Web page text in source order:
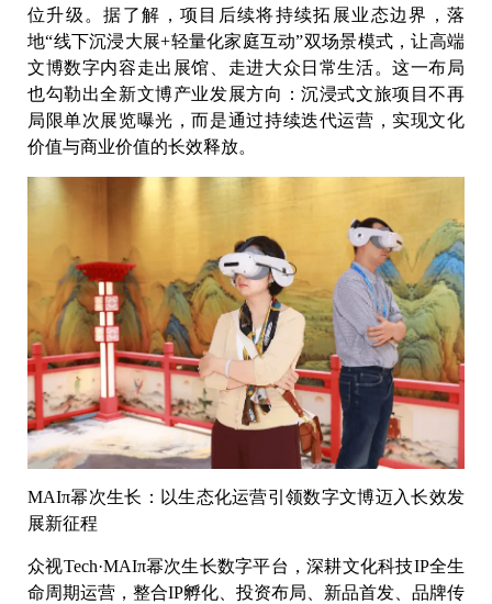
位升级。据了解，项目后续将持续拓展业态边界，落
地“线下沉浸大展+轻量化家庭互动”双场景模式，让高端
文博数字内容走出展馆、走进大众日常生活。这一布局
也勾勒出全新文博产业发展方向：沉浸式文旅项目不再
局限单次展览曝光，而是通过持续迭代运营，实现文化
价值与商业价值的长效释放。
MAIπ幂次生长：以生态化运营引领数字文博迈入长效发
展新征程
众视Tech·MAIπ幂次生长数字平台，深耕文化科技IP全生
命周期运营，整合IP孵化、投资布局、新品首发、品牌传